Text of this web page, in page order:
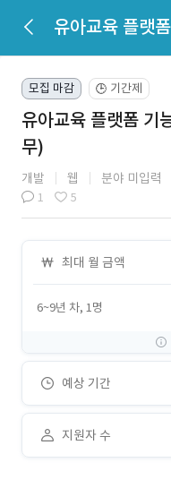
모집 마감 🕒 기간제
유아교육 플랫폼 기
무)
개발 웹 분야 미입력
1 5
최대 월 금액
6~9년 차, 1명
예상 기간
지원자 수